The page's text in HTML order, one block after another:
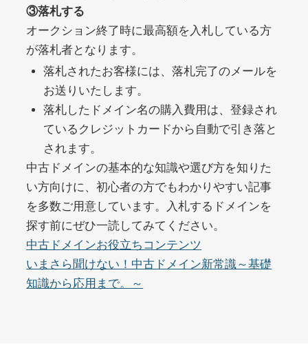
詳細を見る
portalvidalivre.com
ジャンル その他
DA47 外部リンク数2202 ドメイン年齢 5年
10,800円 入札 0件
buywrite-plus.com
ジャンルその他
DA 45 外部リンク数4677 ドメイン年齢2年
10,800円 入札 0件
③落札する
オークション終了時に最高額を入札している方
が落札者となります。
落札されたお客様には、落札完了のメールを
お送りいたします。
落札したドメイン名の購入費用は、登録され
ているクレジットカードから自動で引き落と
されます。
中古ドメインの基本的な知識や選び方を知りた
い方向けに、初心者の方でもわかりやすい記事
を多数ご用意しています。入札するドメインを
探す前にぜひ一読してみてください。
中古ドメインお役立ちコンテンツ
いまさら聞けない！中古ドメイン新常識～基礎
知識から応用まで。～